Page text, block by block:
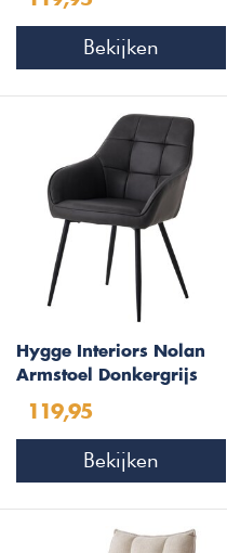
Bekijken
Hygge Interiors Nolan
Armstoel Donkergrijs
119,95
Bekijken